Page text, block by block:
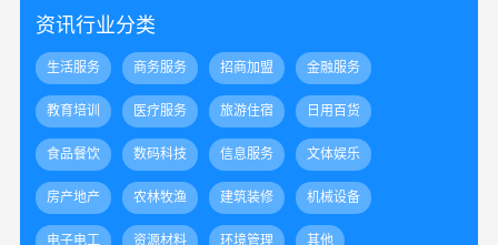
资讯行业分类
生活服务 商务服务 招商加盟 金融服务
教育培训 医疗服务 旅游住宿 日用百货
食品餐饮 数码科技 信息服务 文体娱乐
房产地产 农林牧渔 建筑装修 机械设备
电子电工 资源材料 环境管理 其他